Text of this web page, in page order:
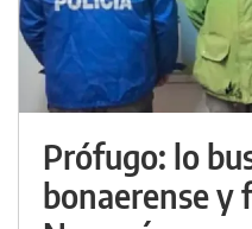
Prófugo: lo
bonaerense y